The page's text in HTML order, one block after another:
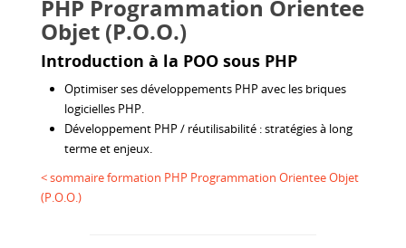
PHP Programmation Orientee
Objet (P.O.O.)
Introduction à la POO sous PHP
Optimiser ses développements PHP avec les briques
logicielles PHP.
Développement PHP / réutilisabilité : stratégies à long
terme et enjeux.
< sommaire formation PHP Programmation Orientee Objet
(P.O.O.)